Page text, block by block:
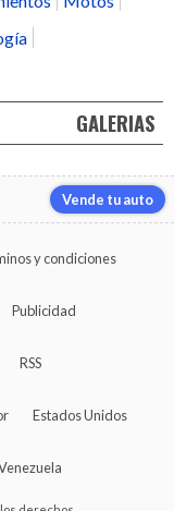
GALERIAS
Vende tu auto
y condiciones
Publicidad
RSS
Estados Unidos